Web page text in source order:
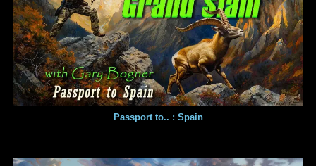
Passport to.. : Spain